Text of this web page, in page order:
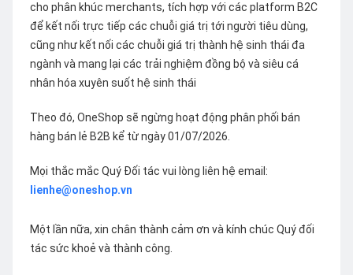
cho phân khúc merchants, tích hợp với các platform B2C
để kết nối trực tiếp các chuỗi giá trị tới người tiêu dùng,
cũng như kết nối các chuỗi giá trị thành hệ sinh thái đa
ngành và mang lại các trải nghiệm đồng bộ và siêu cá
nhân hóa xuyên suốt hệ sinh thái
Theo đó, OneShop sẽ ngừng hoạt động phân phối bán
hàng bán lẻ B2B kể từ ngày 01/07/2026.
Mọi thắc mắc Quý Đối tác vui lòng liên hệ email:
lienhe@oneshop.vn
Một lần nữa, xin chân thành cảm ơn và kính chúc Quý đối
tác sức khoẻ và thành công.